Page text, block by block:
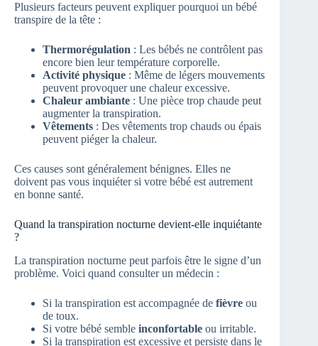
Plusieurs facteurs peuvent expliquer pourquoi un bébé
transpire de la tête :
Thermorégulation : Les bébés ne contrôlent pas
encore bien leur température corporelle.
Activité physique : Même de légers mouvements
peuvent provoquer une chaleur excessive.
Chaleur ambiante : Une pièce trop chaude peut
augmenter la transpiration.
Vêtements : Des vêtements trop chauds ou épais
peuvent piéger la chaleur.
Ces causes sont généralement bénignes. Elles ne
doivent pas vous inquiéter si votre bébé est autrement
en bonne santé.
Quand la transpiration nocturne devient-elle inquiétante
?
La transpiration nocturne peut parfois être le signe d’un
problème. Voici quand consulter un médecin :
Si la transpiration est accompagnée de fièvre ou
de toux.
Si votre bébé semble inconfortable ou irritable.
Si la transpiration est excessive et persiste dans le